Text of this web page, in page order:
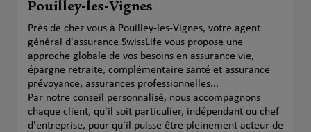
Pouilley-les-Vignes
Près de chez vous à Pouilley-les-Vignes, votre agent
général d'assurance SwissLife vous propose une
approche globale de vos besoins en assurance vie,
épargne retraite, complémentaire santé et assurance
prévoyance, assurances professionnelles...
Par notre conseil personnalisé, nous accompagnons
chaque client, qu'il soit particulier, indépendant ou chef
d'entreprise, pour qu'il puisse être pleinement acteur de